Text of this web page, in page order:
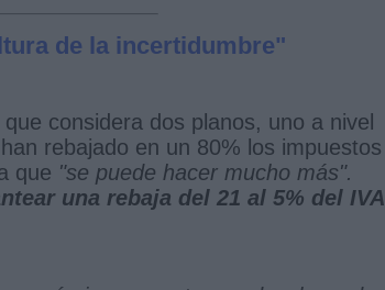
de la incertidumbre"
considera dos planos, uno a nivel
rebajado en un 80% los impuestos
que "se puede hacer mucho más".
una rebaja del 21 al 5% del IVA